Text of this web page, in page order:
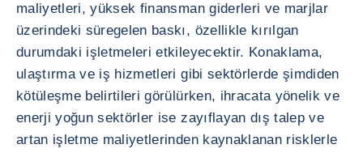
maliyetleri, yüksek finansman giderleri ve marjlar
üzerindeki süregelen baskı, özellikle kırılgan
durumdaki işletmeleri etkileyecektir. Konaklama,
ulaştırma ve iş hizmetleri gibi sektörlerde şimdiden
kötüleşme belirtileri görülürken, ihracata yönelik ve
enerji yoğun sektörler ise zayıflayan dış talep ve
artan işletme maliyetlerinden kaynaklanan risklerle